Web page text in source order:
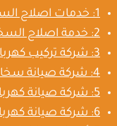
1: خدمات اصلاح السخان الكهربي بالرياض
2: خدمة اصلاح السخان الكهربي في الرياض
3: شركة تركيب كهرباء بالرياض
4: شركة صيانة سخانات كهربية في الرياض
5: شركة صيانة كهرباء بالرياض
6: شركة صيانة كهرباء في الرياض